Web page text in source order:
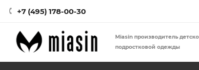
+7 (495) 178-00-30
Miasin производитель
подростковой одежды